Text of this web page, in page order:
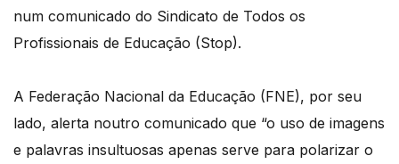
num comunicado do Sindicato de Todos os
Profissionais de Educação (Stop).
A Federação Nacional da Educação (FNE), por seu
lado, alerta noutro comunicado que “o uso de imagens
e palavras insultuosas apenas serve para polarizar o